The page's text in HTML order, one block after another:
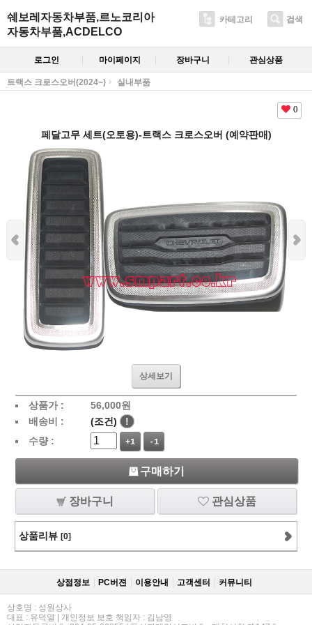
쉐보레자동차부품,르노코리아
자동차부품,ACDELCO
카테고리 검색
로그인 마이페이지 장바구니 관심상품
트랙스 크로스오버(2024~) 실내부품
0
페달고무 세트(오토용)-트랙스 크로스오버 (예약판매)
상세보기
상품가 : 56,000원
배송비 :
(조건)
!
수량 :
+1 -1
구매하기
장바구니 관심상품
상품리뷰 [0]
상점정보 PC버젼 이용안내 고객센터 커뮤니티
상호명 : 성원상사
대표 : 유덕열 | 개인정보 보호 책임자 : 김남영